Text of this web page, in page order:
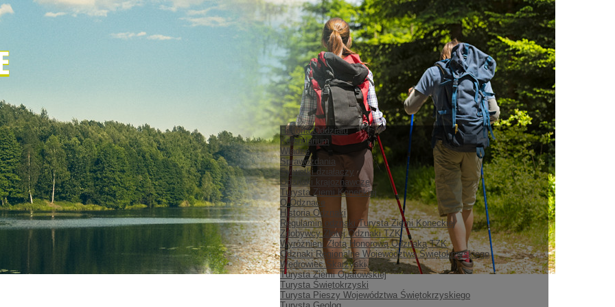
Historia Oddziału
Kalendarium
Władze
Sprawozdania
Sylwetki działaczy
Odznaki krajoznawcze
Turysta Ziemi Koneckiej
O Odznace
Historia Odznaki
Regulamin odznaki Turysta Ziemi Koneckiej
Zdobywcy Złotej Odznaki TZK
Wyróżnieni Złotą Honorową Odznaką TZK
Odznaki Regionalne Województwa Świętokrzyskiego
Wędrowiec Skarżyski
Turysta Ziemi Opatowskiej
Turysta Świętokrzyski
Turysta Pieszy Województwa Świętokrzyskiego